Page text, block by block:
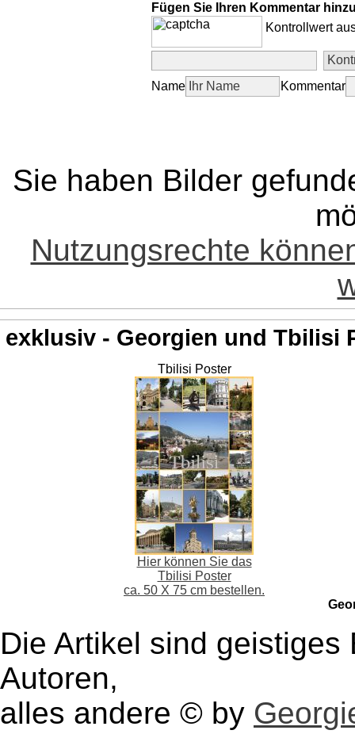
Fügen Sie Ihren Kommentar
Kontrollwert
Name Kommentar
Sie haben Bilder
Nutzungsrechte
exklusiv - Georgien und Tbilisi
Tbilisi Poster
Hier können Sie das
Tbilisi Poster
ca. 50 X 75 cm bestellen.
Die Artikel sind
Autoren,
alles andere © by